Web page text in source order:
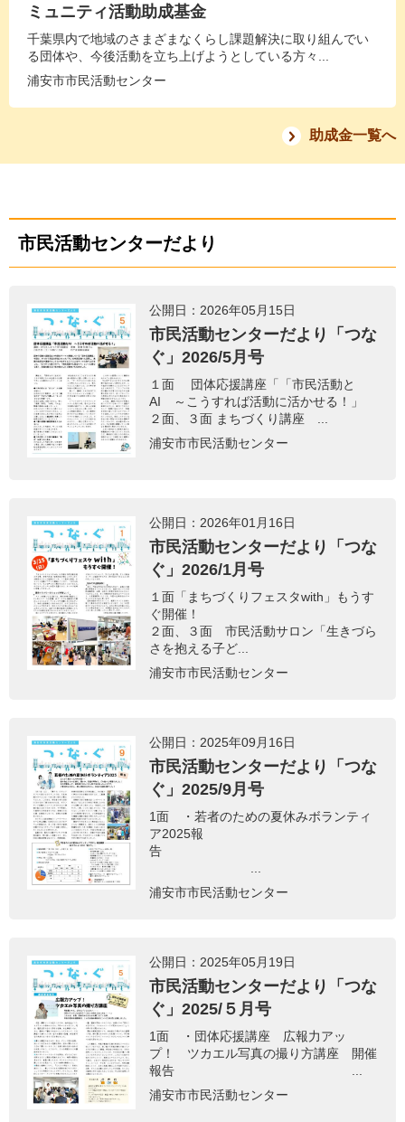
ミュニティ活動助成基金
千葉県内で地域のさまざまなくらし課題解決に取り組んでい
る団体や、今後活動を立ち上げようとしている方々...
浦安市市民活動センター
助成金一覧へ
市民活動センターだより
公開日：2026年05月15日
市民活動センターだより「つな
ぐ」2026/5月号
１面 団体応援講座「「市民活動と
AI ～こうすれば活動に活かせる！」
２面、３面 まちづくり講座 ...
浦安市市民活動センター
公開日：2026年01月16日
市民活動センターだより「つな
ぐ」2026/1月号
１面「まちづくりフェスタwith」もうす
ぐ開催！
２面、３面 市民活動サロン「生きづら
さを抱える子ど...
浦安市市民活動センター
公開日：2025年09月16日
市民活動センターだより「つな
ぐ」2025/9月号
1面 ・若者のための夏休みボランティ
ア2025報
告
浦安市市民活動センター
公開日：2025年05月19日
市民活動センターだより「つな
ぐ」2025/５月号
1面 ・団体応援講座 広報力アッ
プ！ ツカエル写真の撮り方講座 開催
報告 ...
浦安市市民活動センター